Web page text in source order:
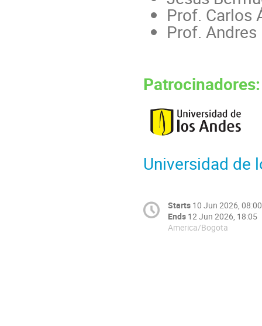
Prof. Carlos
Prof. Andres
Patrocinadores:
Universidad de
Starts 10 Jun 2026, 08:00
Ends 12 Jun 2026, 18:05
America/Bogota